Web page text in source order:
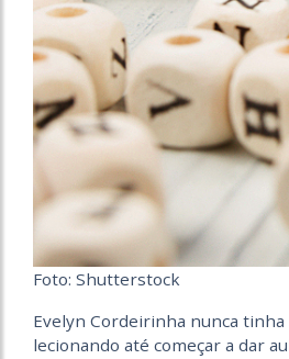
Foto: Shutterstock
Evelyn Cordeirinha nunca tinha
lecionando até começar a dar